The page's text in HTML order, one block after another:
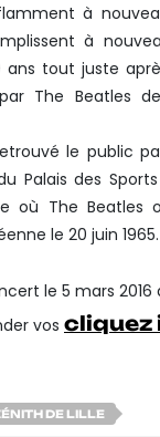
à
à
ans tout juste
The Beatles
le public
Palais des
où The Beatles
le 20 juin 1965.
le 5 mars 2016
vos cliquez
DE LILLE